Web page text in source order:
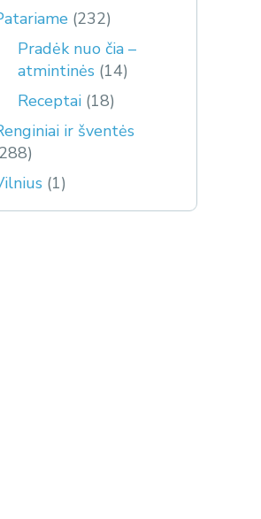
(232)
Pradėk nuo čia –
atmintinės (14)
Receptai (18)
ir šventės
(1)